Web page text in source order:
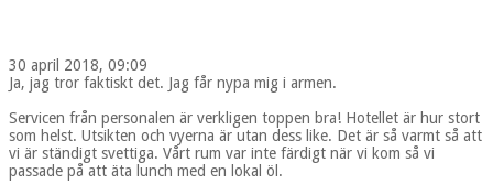
30 april 2018, 09:09
Ja, jag tror faktiskt det. Jag får nypa mig i armen.
Servicen från personalen är verkligen toppen bra! Hotellet är hur stort
som helst. Utsikten och vyerna är utan dess like. Det är så varmt så att
vi är ständigt svettiga. Vårt rum var inte färdigt när vi kom så vi
passade på att äta lunch med en lokal öl.